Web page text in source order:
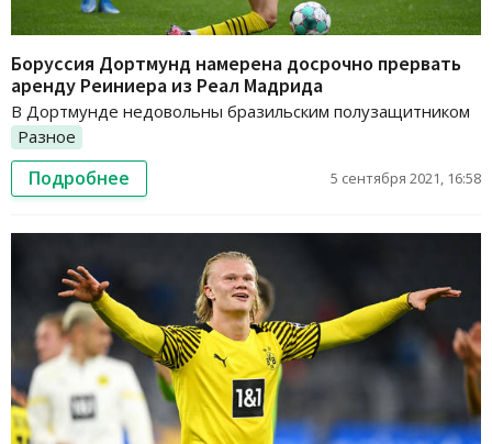
Боруссия Дортмунд намерена досрочно прервать
аренду Реиниера из Реал Мадрида
В Дортмунде недовольны бразильским полузащитником
Разное
Подробнее 5 сентября 2021, 16:58